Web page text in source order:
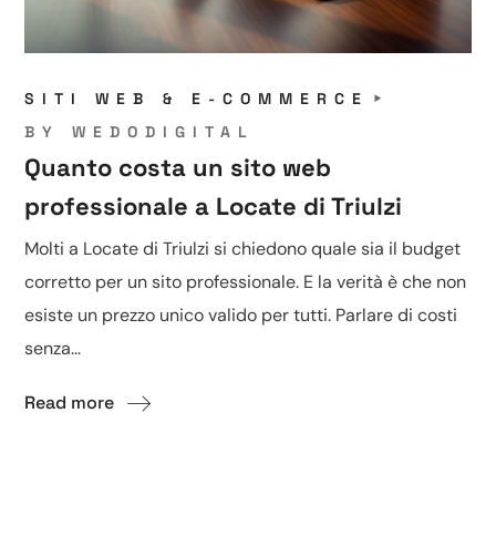
SITI WEB & E-COMMERCE
BYWEDODIGITAL
Quanto costa un sito web
professionale a Locate di Triulzi
Molti a Locate di Triulzi si chiedono quale sia il budget
corretto per un sito professionale. E la verità è che non
esiste un prezzo unico valido per tutti. Parlare di costi
senza...
Read more